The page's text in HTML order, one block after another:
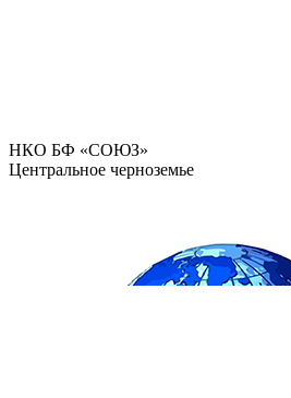
НКО БФ «СОЮЗ»
Центральное черноземье